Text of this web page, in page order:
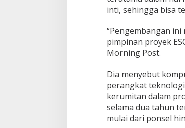
i
H
n
y
a
S
u
k
u
r
a
n
inti, sehingga bisa
“Pengembangan
pimpinan proyek
Morning Post.
Dia menyebut
perangkat
kerumitan dalam
selama dua tahun
mulai dari ponsel